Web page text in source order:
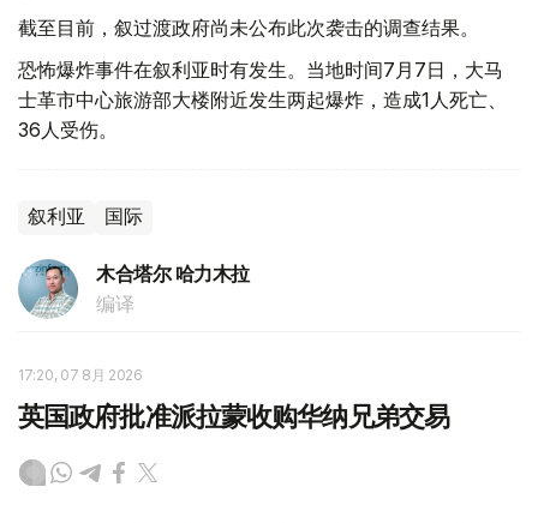
截至目前，叙过渡政府尚未公布此次袭击的调查结果。
恐怖爆炸事件在叙利亚时有发生。当地时间7月7日，大马
士革市中心旅游部大楼附近发生两起爆炸，造成1人死亡、
36人受伤。
叙利亚 国际
木合塔尔 哈力木拉
编译
17:20, 07 8月 2026
英国政府批准派拉蒙收购华纳兄弟交易